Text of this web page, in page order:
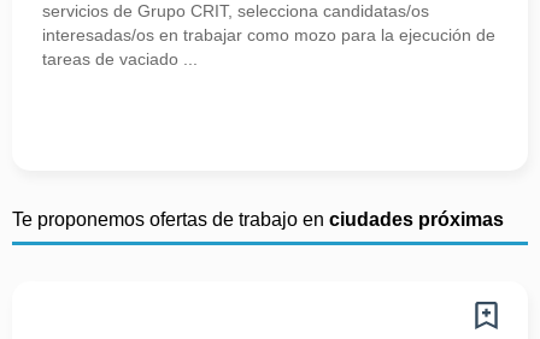
servicios de Grupo CRIT, selecciona candidatas/os
interesadas/os en trabajar como mozo para la ejecución de
tareas de vaciado ...
Te proponemos ofertas de trabajo en ciudades próximas